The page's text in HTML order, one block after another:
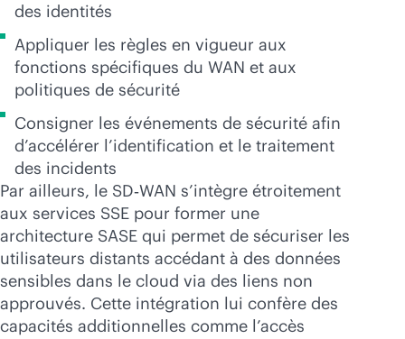
des identités
Appliquer les règles en vigueur aux
fonctions spécifiques du WAN et aux
politiques de sécurité
Consigner les événements de sécurité afin
d’accélérer l’identification et le traitement
des incidents
Par ailleurs, le SD‑WAN s’intègre étroitement
aux services SSE pour former une
architecture SASE qui permet de sécuriser les
utilisateurs distants accédant à des données
sensibles dans le cloud via des liens non
approuvés. Cette intégration lui confère des
capacités additionnelles comme l’accès